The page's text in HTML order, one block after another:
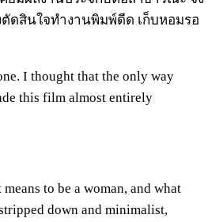
ดสินใจทำงานพิมพ์ดีด เก็บหอมรอ
I thought that the only way
this film almost entirely
to be a woman, and what
down and minimalist,